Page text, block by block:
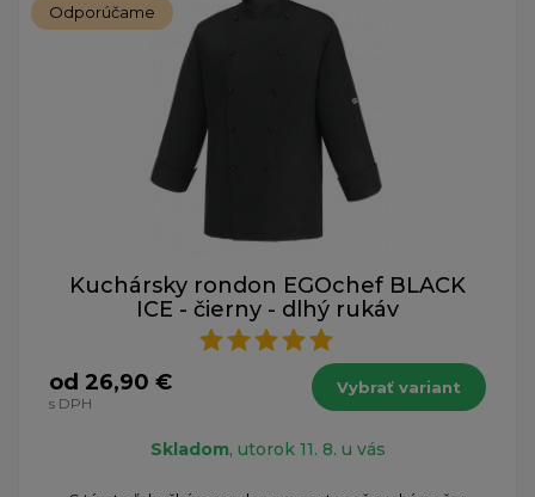
Odporúčame
Kuchársky rondon EGOchef BLACK
ICE - čierny - dlhý rukáv
od 26,90 €
s DPH
Vybrať variant
Skladom, utorok 11. 8. u vás